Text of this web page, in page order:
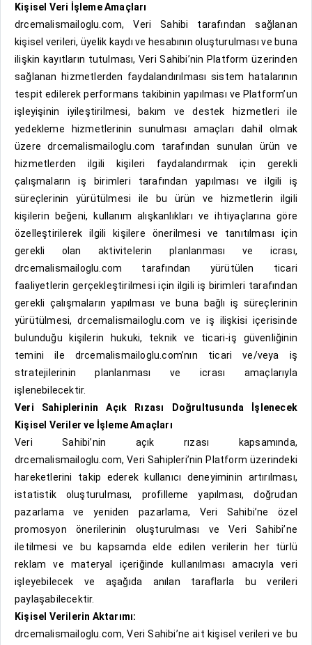
Kişisel Veri İşleme Amaçları
drcemalismailoglu.com, Veri Sahibi tarafından sağlanan
kişisel verileri, üyelik kaydı ve hesabının oluşturulması ve buna
ilişkin kayıtların tutulması, Veri Sahibi’nin Platform üzerinden
sağlanan hizmetlerden faydalandırılması sistem hatalarının
tespit edilerek performans takibinin yapılması ve Platform’un
işleyişinin iyileştirilmesi, bakım ve destek hizmetleri ile
yedekleme hizmetlerinin sunulması amaçları dahil olmak
üzere drcemalismailoglu.com tarafından sunulan ürün ve
hizmetlerden ilgili kişileri faydalandırmak için gerekli
çalışmaların iş birimleri tarafından yapılması ve ilgili iş
süreçlerinin yürütülmesi ile bu ürün ve hizmetlerin ilgili
kişilerin beğeni, kullanım alışkanlıkları ve ihtiyaçlarına göre
özelleştirilerek ilgili kişilere önerilmesi ve tanıtılması için
gerekli olan aktivitelerin planlanması ve icrası,
drcemalismailoglu.com tarafından yürütülen ticari
faaliyetlerin gerçekleştirilmesi için ilgili iş birimleri tarafından
gerekli çalışmaların yapılması ve buna bağlı iş süreçlerinin
yürütülmesi, drcemalismailoglu.com ve iş ilişkisi içerisinde
bulunduğu kişilerin hukuki, teknik ve ticari-iş güvenliğinin
temini ile drcemalismailoglu.com’nın ticari ve/veya iş
stratejilerinin planlanması ve icrası amaçlarıyla
işlenebilecektir.
Veri Sahiplerinin Açık Rızası Doğrultusunda İşlenecek
Kişisel Veriler ve İşleme Amaçları
Veri Sahibi’nin açık rızası kapsamında,
drcemalismailoglu.com, Veri Sahipleri’nin Platform üzerindeki
hareketlerini takip ederek kullanıcı deneyiminin artırılması,
istatistik oluşturulması, profilleme yapılması, doğrudan
pazarlama ve yeniden pazarlama, Veri Sahibi’ne özel
promosyon önerilerinin oluşturulması ve Veri Sahibi’ne
iletilmesi ve bu kapsamda elde edilen verilerin her türlü
reklam ve materyal içeriğinde kullanılması amacıyla veri
işleyebilecek ve aşağıda anılan taraflarla bu verileri
paylaşabilecektir.
Kişisel Verilerin Aktarımı:
drcemalismailoglu.com, Veri Sahibi’ne ait kişisel verileri ve bu